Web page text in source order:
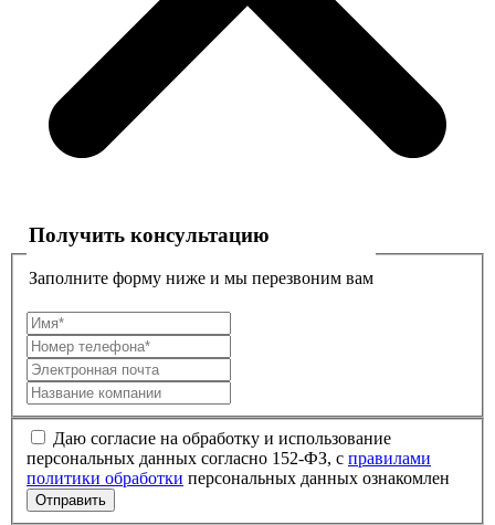
Получить консультацию
Заполните форму ниже и мы перезвоним вам
Даю согласие на обработку и использование
персональных данных согласно 152-ФЗ, с правилами
политики обработки персональных данных ознакомлен
Отправить